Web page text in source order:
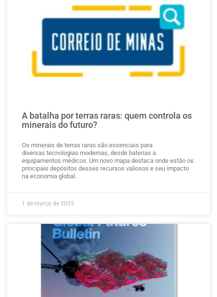
A batalha por terras raras: quem controla os
minerais do futuro?
Os minerais de terras raras são essenciais para
diversas tecnologias modernas, desde baterias a
equipamentos médicos. Um novo mapa destaca onde estão os
principais depósitos desses recursos valiosos e seu impacto
na economia global.
1 de março de 2025